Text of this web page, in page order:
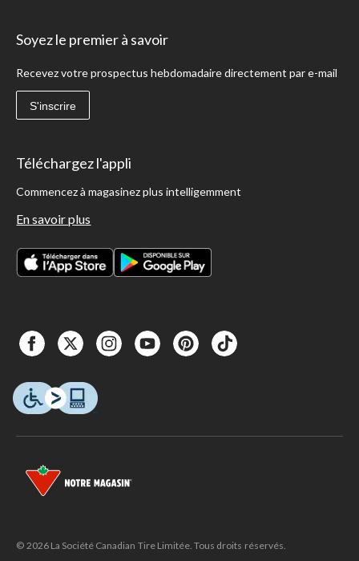
Soyez le premier à savoir
Recevez votre prospectus hebdomadaire directement par e-mail
S'inscrire
Téléchargez l'appli
Commencez à magasinez plus intelligemment
En savoir plus
© 2026 La Société Canadian Tire Limitée. Tous droits réservés.